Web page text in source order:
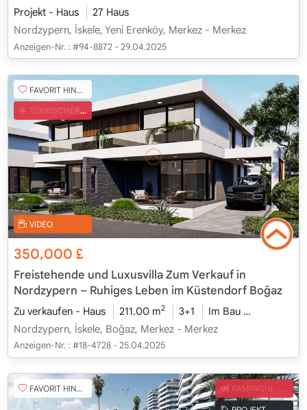
Projekt - Haus
27 Haus
Nordzypern, İskele, Yeni Erenköy, Merkez - Merkez
Anzeigen-Nr. : #94-8872 - 29.04.2025
FAVORIT HINZUFÜGEN
TÜRKISCHER COB
VIDEO
350,000 £
Freistehende und Luxusvilla Zum Verkauf in
Nordzypern – Ruhiges Leben im Küstendorf Boğaz
Zu verkaufen - Haus 211.00 m2 3+1 Im Bau
Nordzypern, İskele, Boğaz, Merkez - Merkez
Anzeigen-Nr. : #18-4728 - 25.04.2025
FAVORIT HINZUFÜGEN KAMPAGNE